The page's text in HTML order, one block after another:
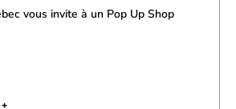
vous invite à un Pop Up Shop